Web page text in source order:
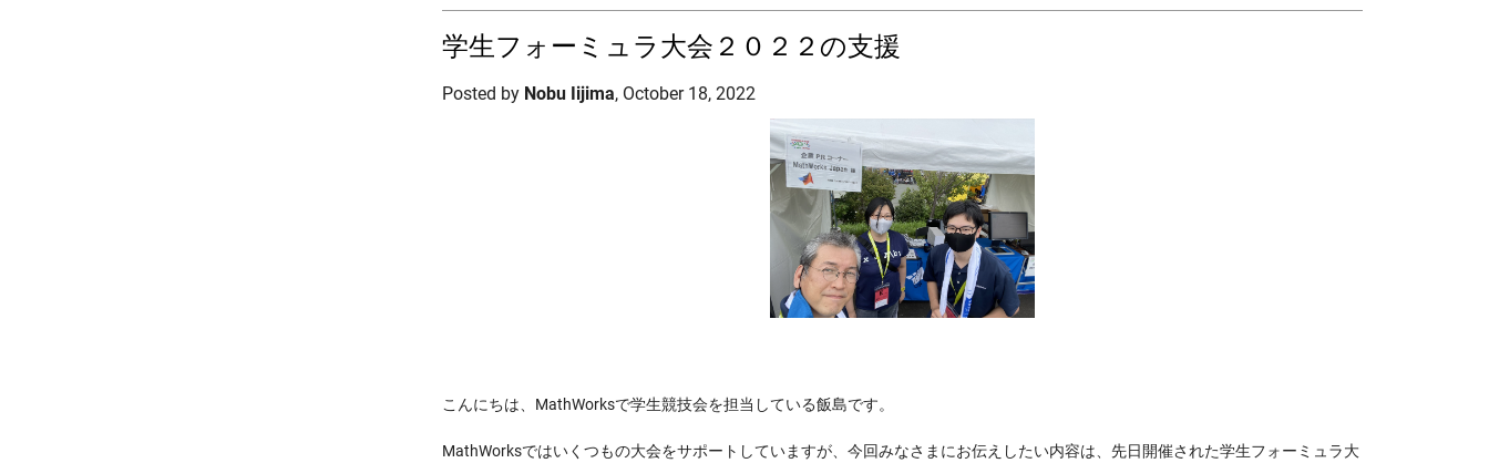
学生フォーミュラ大会２０２２の支援
Posted by Nobu Iijima, October 18, 2022
こんにちは、MathWorksで学生競技会を担当している飯島です。
MathWorksではいくつもの大会をサポートしていますが、今回みなさまにお伝えしたい内容は、先日開催された学生フォーミュラ大